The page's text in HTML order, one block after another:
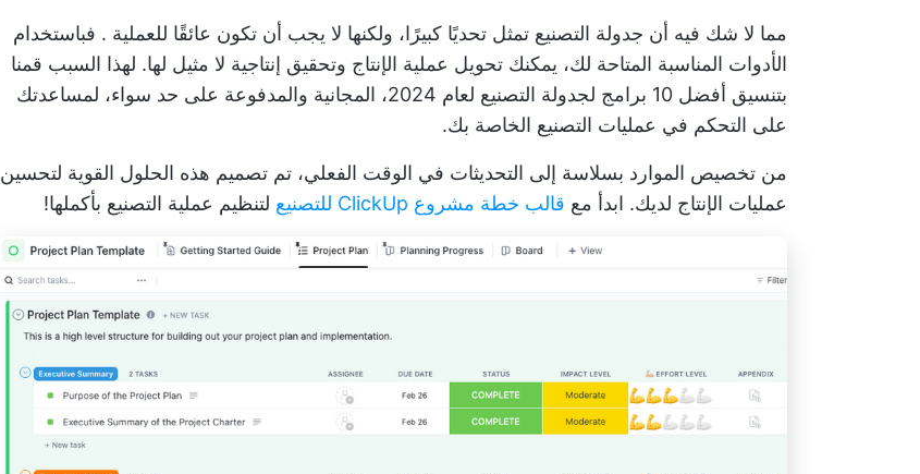
مما لا شك فيه أن جدولة التصنيع تمثل تحديًا كبيرًا، ولكنها لا يجب أن تكون عائقًا للعملية . فباستخدام
الأدوات المناسبة المتاحة لك، يمكنك تحويل عملية الإنتاج وتحقيق إنتاجية لا مثيل لها. لهذا السبب قمنا
بتنسيق أفضل 10 برامج لجدولة التصنيع لعام 2024، المجانية والمدفوعة على حد سواء، لمساعدتك
على التحكم في عمليات التصنيع الخاصة بك.
من تخصيص الموارد بسلاسة إلى التحديثات في الوقت الفعلي، تم تصميم هذه الحلول القوية لتحسين
عمليات الإنتاج لديك. ابدأ مع قالب خطة مشروع ClickUp للتصنيع لتنظيم عملية التصنيع بأكملها!